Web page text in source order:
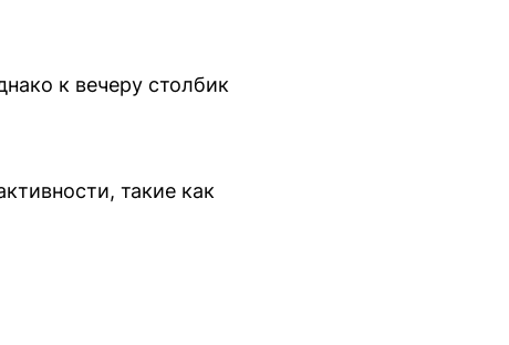
к вечеру столбик
такие как